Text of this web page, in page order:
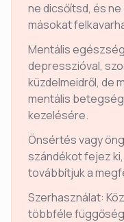
ne dicsőítsd, és
másokat
Mentális
depresszióval,
küzdelmeidről, de
mentális
kezelésére.
Önsértés vagy
szándékot fejez
továbbítjuk a
Szerhasználat:
többféle